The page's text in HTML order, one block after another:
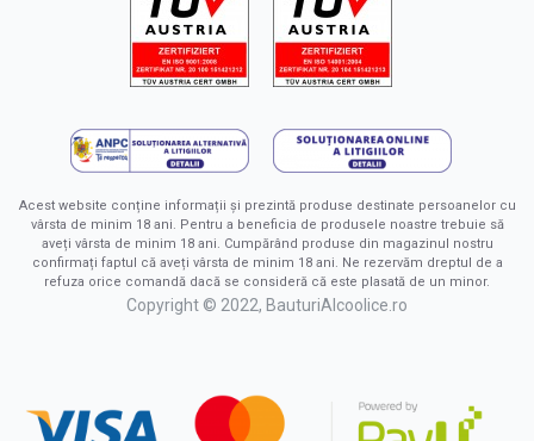
Acest website conține informații și prezintă produse destinate persoanelor cu
vârsta de minim 18 ani. Pentru a beneficia de produsele noastre trebuie să
aveți vârsta de minim 18 ani. Cumpărând produse din magazinul nostru
confirmați faptul că aveți vârsta de minim 18 ani. Ne rezervăm dreptul de a
refuza orice comandă dacă se consideră că este plasată de un minor.
Copyright © 2022, BauturiAlcoolice.ro